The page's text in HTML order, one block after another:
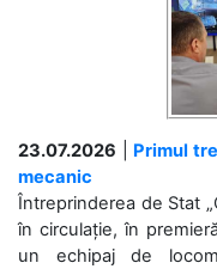
23.07.2026
Primul
mecanic
Întreprinderea de Stat
în circulație, în
un echipaj de